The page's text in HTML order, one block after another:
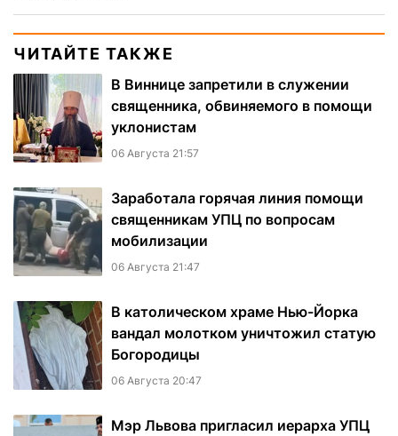
ЧИТАЙТЕ ТАКЖЕ
В Виннице запретили в служении
священника, обвиняемого в помощи
уклонистам
06 Августа 21:57
Заработала горячая линия помощи
священникам УПЦ по вопросам
мобилизации
06 Августа 21:47
В католическом храме Нью-Йорка
вандал молотком уничтожил статую
Богородицы
06 Августа 20:47
Мэр Львова пригласил иерарха УПЦ